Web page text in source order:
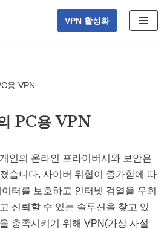
VPN 활성화
용 VPN
PC용 VPN
인의 온라인 프라이버시와 보안은
습니다. 사이버 위협이 증가함에 따
터를 보호하고 인터넷 검열을 우회
신뢰할 수 있는 솔루션을 찾고 있
충족시키기 위해 VPN(가상 사설